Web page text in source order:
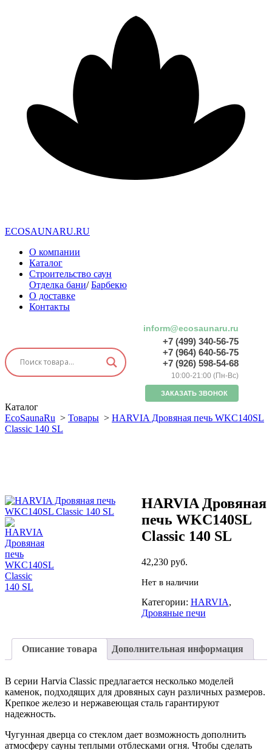
ECOSAUNARU.RU
О компании
Каталог
Строительство саун
Отделка бани/Барбекю
О доставке
Контакты
inform@ecosaunaru.ru
+7 (499) 340-56-75
+7 (964) 640-56-75
+7 (926) 598-54-68
10:00-21:00 (Пн-Вс)
ЗАКАЗАТЬ ЗВОНОК
Каталог
EcoSaunaRu > Товары > HARVIA Дровяная печь WKC140SL
Classic 140 SL
HARVIA Дровяная
печь WKC140SL
Classic 140 SL
42,230руб.
Нет в наличии
Категории: HARVIA,
Дровяные печи
Описание товара Дополнительная информация
В серии Harvia Classic предлагается несколько моделей
каменок, подходящих для дровяных саун различных размеров.
Крепкое железо и нержавеющая сталь гарантируют
надежность.
Чугунная дверца со стеклом дает возможность дополнить
атмосферу сауны теплыми отблесками огня. Чтобы сделать